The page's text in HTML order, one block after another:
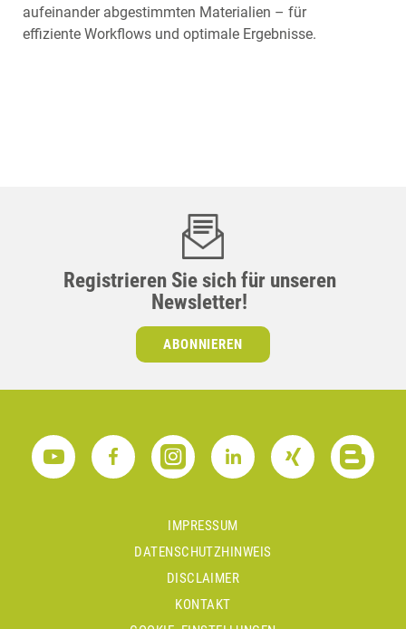
aufeinander abgestimmten Materialien – für
effiziente Workflows und optimale Ergebnisse.
Registrieren Sie sich für unseren
Newsletter!
ABONNIEREN
IMPRESSUM
DATENSCHUTZHINWEIS
DISCLAIMER
KONTAKT